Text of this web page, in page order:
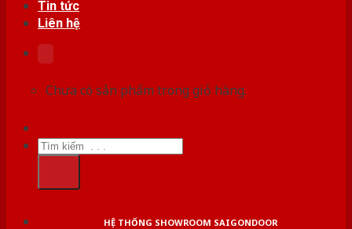
Tin tức
Liên hệ
Chưa có sản phẩm trong giỏ hàng.
Tìm
kiếm:
HỆ THỐNG SHOWROOM SAIGONDOOR